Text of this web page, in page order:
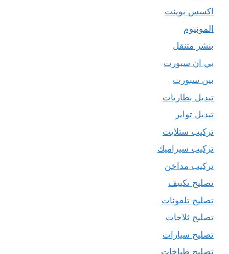
اكسس بوينت
المونيوم
بنشر متنقل
بي ان سبورت
بين سبورت
تبديل بطاريات
تبديل تواير
تركيب ستلايت
تركيب سيراميك
تركيب مداخن
تصليح تكييف
تصليح تلفونات
تصليح ثلاجات
تصليح سيارات
تصليح طباخات